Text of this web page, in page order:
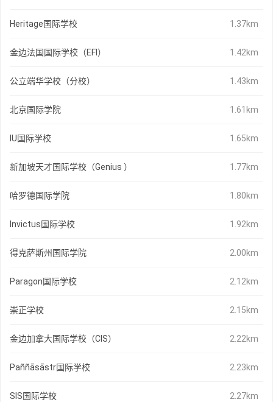
Heritage国际学校 1.37km
金边法国国际学校（EFI） 1.42km
公立端华学校（分校） 1.43km
北京国际学院 1.61km
IU国际学校 1.65km
新加坡天才国际学校（Genius ） 1.77km
哈罗德国际学院 1.80km
Invictus国际学校 1.92km
得克萨斯州国际学院 2.00km
Paragon国际学校 2.12km
崇正学校 2.15km
金边加拿大国际学校（CIS） 2.22km
Paññāsāstr国际学校 2.23km
SIS国际学校 2.27km